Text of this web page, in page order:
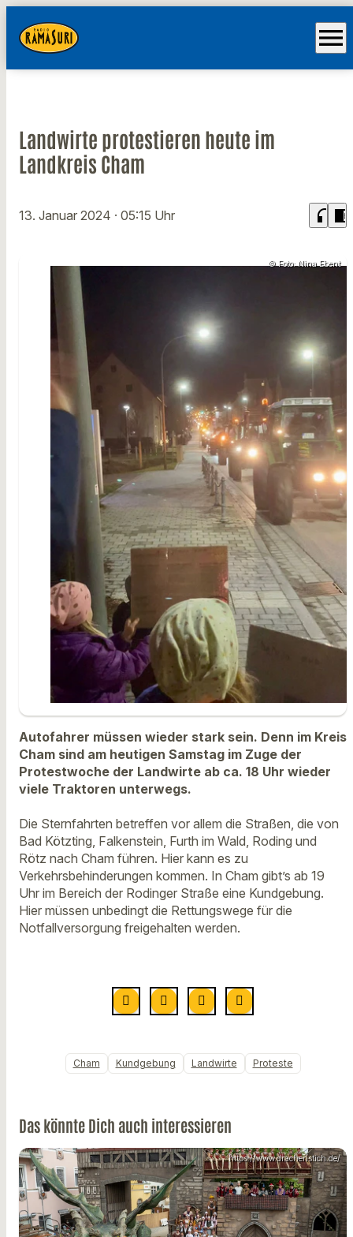
menu
Landwirte protestieren heute im
Landkreis Cham
13. Januar 2024 · 05:15 Uhr headphones chrome_reader_mode
© Foto: Nina Ebent
Autofahrer müssen wieder stark sein. Denn im Kreis
Cham sind am heutigen Samstag im Zuge der
Protestwoche der Landwirte ab ca. 18 Uhr wieder
viele Traktoren unterwegs.
Die Sternfahrten betreffen vor allem die Straßen, die von
Bad Kötzting, Falkenstein, Furth im Wald, Roding und
Rötz nach Cham führen. Hier kann es zu
Verkehrsbehinderungen kommen. In Cham gibt’s ab 19
Uhr im Bereich der Rodinger Straße eine Kundgebung.
Hier müssen unbedingt die Rettungswege für die
Notfallversorgung freigehalten werden.
Cham Kundgebung Landwirte Proteste
Das könnte Dich auch interessieren
https://www.drachenstich.de/